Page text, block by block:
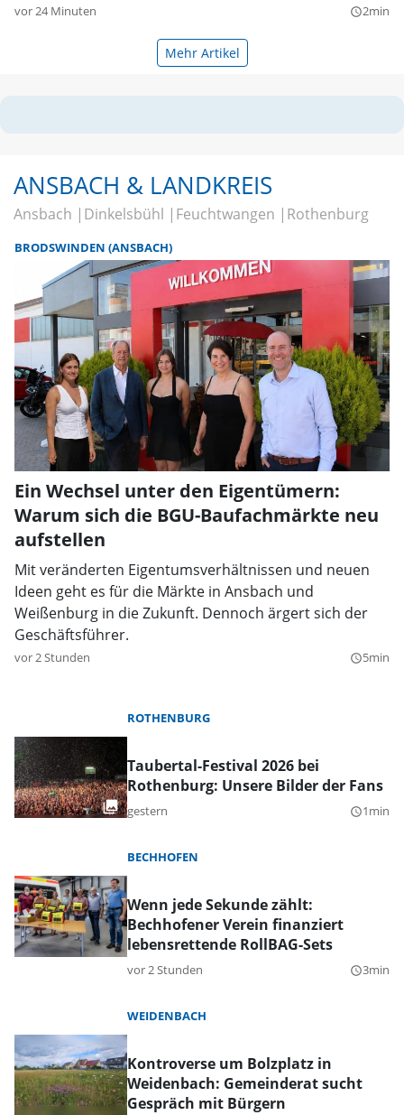
vor 24 Minuten query_builder2min
Mehr Artikel
ANSBACH & LANDKREIS
Ansbach Dinkelsbühl Feuchtwangen Rothenburg
BRODSWINDEN (ANSBACH)
Ein Wechsel unter den Eigentümern:
Warum sich die BGU-Baufachmärkte neu
aufstellen
Mit veränderten Eigentumsverhältnissen und neuen
Ideen geht es für die Märkte in Ansbach und
Weißenburg in die Zukunft. Dennoch ärgert sich der
Geschäftsführer.
vor 2 Stunden query_builder5min
ROTHENBURG
Taubertal-Festival 2026 bei
Rothenburg: Unsere Bilder der Fans
gestern query_builder1min
BECHHOFEN
Wenn jede Sekunde zählt:
Bechhofener Verein finanziert
lebensrettende RollBAG-Sets
vor 2 Stunden query_builder3min
WEIDENBACH
Kontroverse um Bolzplatz in
Weidenbach: Gemeinderat sucht
Gespräch mit Bürgern